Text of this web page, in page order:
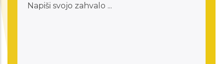
svojo